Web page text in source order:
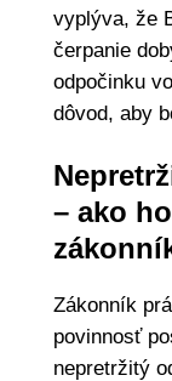
vyplýva, že
čerpanie
odpočinku
dôvod, aby
– ako
Zákonník
povinnosť
nepretržitý